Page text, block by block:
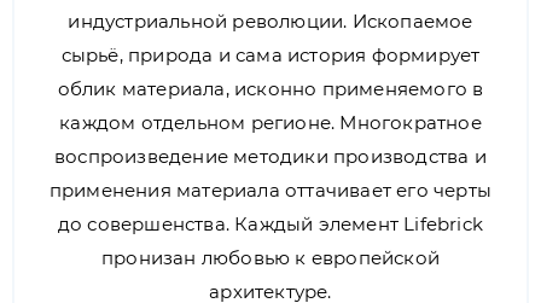
индустриальной революции. Ископаемое
сырьё, природа и сама история формирует
облик материала, исконно применяемого в
каждом отдельном регионе. Многократное
воспроизведение методики производства и
применения материала оттачивает его черты
до совершенства. Каждый элемент Lifebrick
пронизан любовью к европейской
архитектуре.